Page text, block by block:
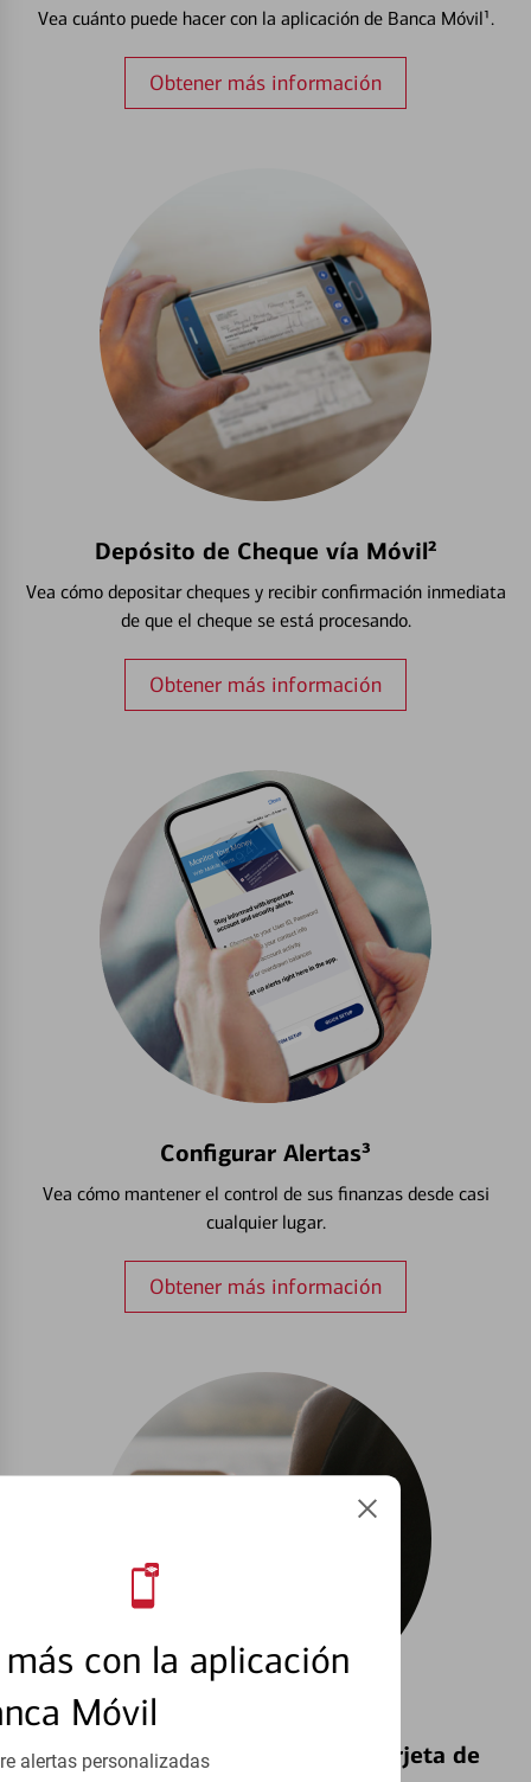
con la aplicación
Móvil
alertas personalizadas
Vea cuánto puede hacer con la aplicación de Banca Móvil¹.
Obtener más información
Depósito de Cheque vía Móvil²
Vea cómo depositar cheques y recibir confirmación inmediata
de que el cheque se está procesando.
Obtener más información
Configurar Alertas³
Vea cómo mantener el control de sus finanzas desde casi
cualquier lugar.
Obtener más información
Bloquear y Desbloquear una Tarjeta de